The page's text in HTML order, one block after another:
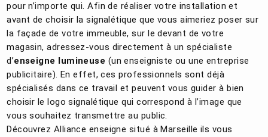
pour n’importe qui. Afin de réaliser votre installation et
avant de choisir la signalétique que vous aimeriez poser sur
la façade de votre immeuble, sur le devant de votre
magasin, adressez-vous directement à un spécialiste
d’enseigne lumineuse (un enseigniste ou une entreprise
publicitaire). En effet, ces professionnels sont déjà
spécialisés dans ce travail et peuvent vous guider à bien
choisir le logo signalétique qui correspond à l’image que
vous souhaitez transmettre au public.
Découvrez Alliance enseigne situé à Marseille ils vous